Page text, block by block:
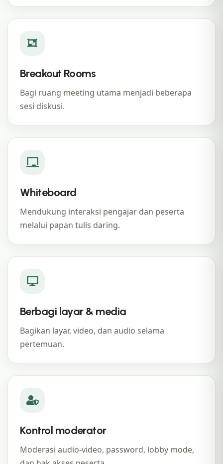
Breakout Rooms
Bagi ruang meeting utama menjadi beberapa
sesi diskusi.
Whiteboard
Mendukung interaksi pengajar dan peserta
melalui papan tulis daring.
Berbagi layar & media
Bagikan layar, video, dan audio selama
pertemuan.
Kontrol moderator
Moderasi audio-video, password, lobby mode,